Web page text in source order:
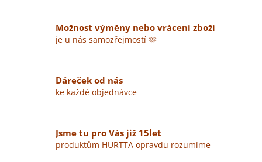
Možnost výměny nebo vrácení zboží
je u nás samozřejmostí 🫶
Dáreček od nás
ke každé objednávce
Jsme tu pro Vás již 15let
produktům HURTTA opravdu rozumíme